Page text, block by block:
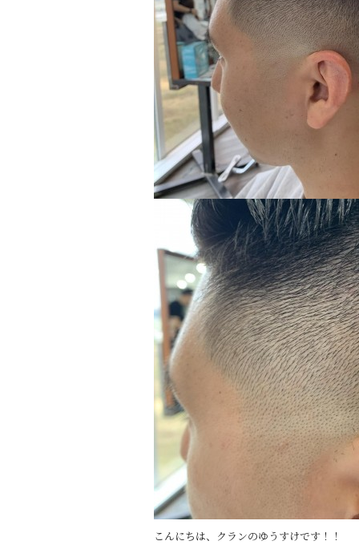
こんにちは、クランのゆうすけです！！